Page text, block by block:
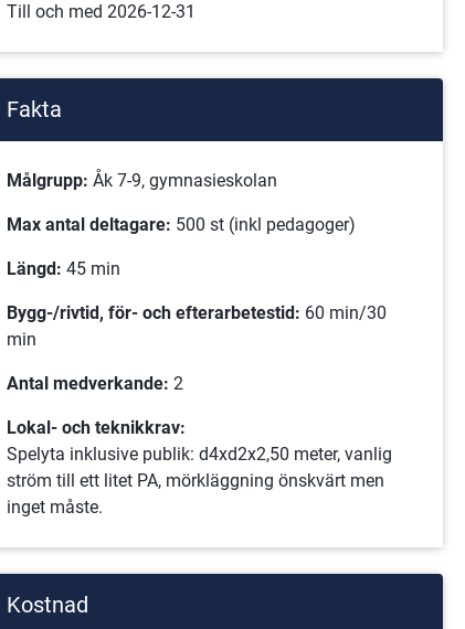
Till och med 2026-12-31
Fakta
Målgrupp: Åk 7-9, gymnasieskolan
Max antal deltagare: 500 st (inkl pedagoger)
Längd: 45 min
Bygg-/rivtid, för- och efterarbetestid: 60 min/30
min
Antal medverkande: 2
Lokal- och teknikkrav:
Spelyta inklusive publik: d4xd2x2,50 meter, vanlig
ström till ett litet PA, mörkläggning önskvärt men
inget måste.
Kostnad